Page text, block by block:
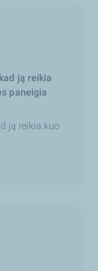
ją reikia
paneigia
ją reikia kuo